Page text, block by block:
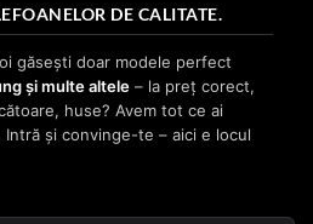
DE CALITATE.
găsești doar modele perfect
și multe altele – la preț corect,
huse? Avem tot ce ai
și convinge-te – aici e locul